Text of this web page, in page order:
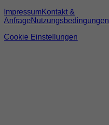
ImpressumKontakt &
AnfrageNutzungsbedingungen
Cookie Einstellungen